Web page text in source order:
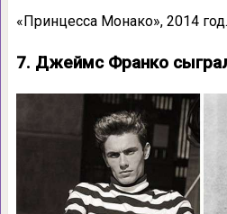
«Принцесса Монако», 2014 год.
7. Джеймс Франко